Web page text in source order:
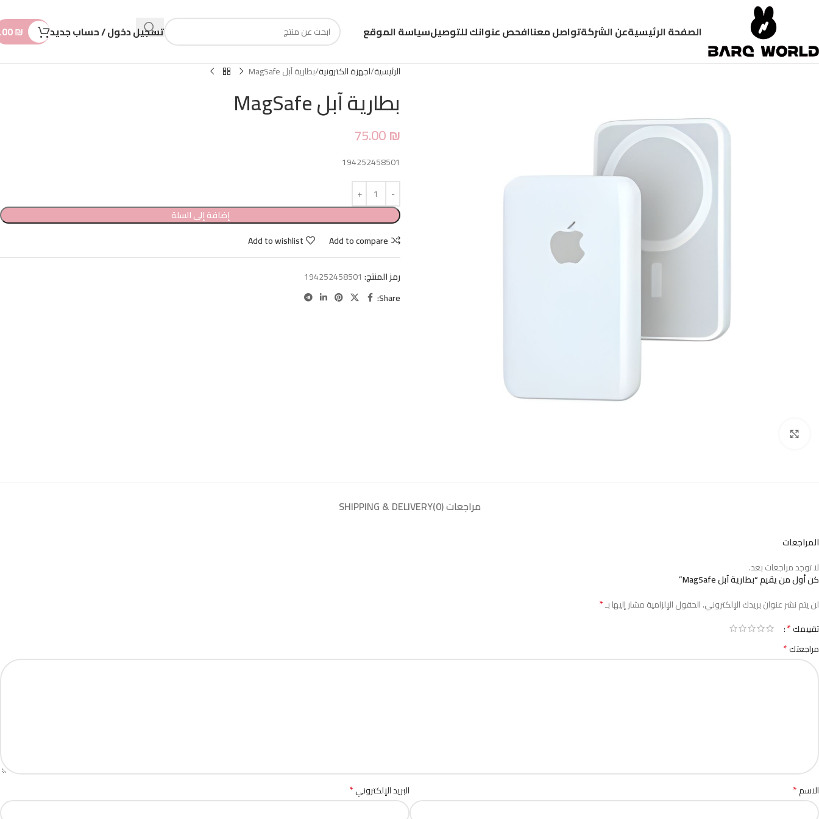
الصفحة الرئيسيةعن الشركةتواصل معناافحص عنوانك للتوصيلسياسة الموقع تسجيل دخول / حساب جديد ₪
الرئيسية اجهزة الكترونية بطارية آبل MagSafe
بطارية آبل MagSafe
75.00₪
194252458501
إضافة إلى السلة
Add to compare
Add to wishlist
رمز المنتج: 194252458501
Share:
مراجعات (0) SHIPPING & DELIVERY
المراجعات
لا توجد مراجعات بعد.
كن أول من يقيم “بطارية آبل MagSafe”
لن يتم نشر عنوان بريدك الإلكتروني.الحقول الإلزامية مشار إليها بـ*
تقييمك*
مراجعتك*
الاسم* البريد الإلكتروني*